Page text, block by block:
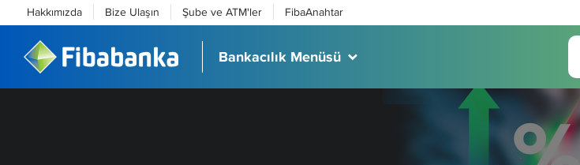
Hakkımızda Bize Ulaşın Şube ve ATM'ler FibaAnahtar
Bankacılık Menüsü